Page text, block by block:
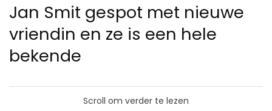
Jan Smit gespot met nieuwe
vriendin en ze is een hele
bekende
Scroll om verder te lezen